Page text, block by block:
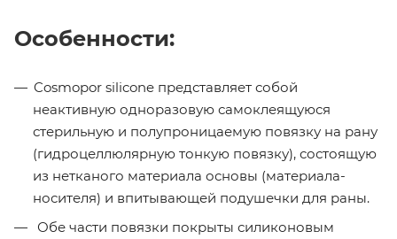
Особенности:
Cosmopor silicone представляет собой
неактивную одноразовую самоклеящуюся
стерильную и полупроницаемую повязку на рану
(гидроцеллюлярную тонкую повязку), состоящую
из нетканого материала основы (материала-
носителя) и впитывающей подушечки для раны.
Обе части повязки покрыты силиконовым